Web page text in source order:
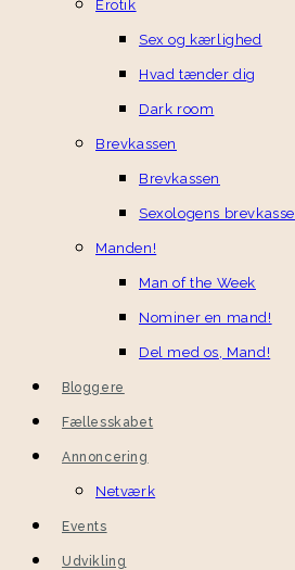
Erotik
Sex og kærlighed
Hvad tænder dig
Dark room
Brevkassen
Brevkassen
Sexologens brevkasse
Manden!
Man of the Week
Nominer en mand!
Del med os, Mand!
Bloggere
Fællesskabet
Annoncering
Netværk
Events
Udvikling